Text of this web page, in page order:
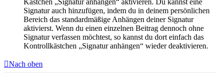
Kästchen „Signatur anhängen“ aktivieren. Du kannst eine
Signatur auch hinzufügen, indem du in deinem persönlichen
Bereich das standardmäßige Anhängen deiner Signatur
aktivierst. Wenn du einen einzelnen Beitrag dennoch ohne
Signatur verfassen möchtest, so kannst du dort einfach das
Kontrollkästchen „Signatur anhängen“ wieder deaktivieren.
Nach oben